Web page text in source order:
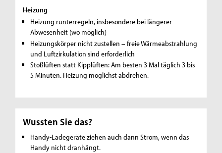
Heizung
Heizung runterregeln, insbesondere bei längerer
Abwesenheit (wo möglich)
Heizungskörper nicht zustellen – freie Wärmeabstrahlung
und Luftzirkulation sind erforderlich
Stoßlüften statt Kipplüften: Am besten 3 Mal täglich 3 bis
5 Minuten. Heizung möglichst abdrehen.
Wussten Sie das?
Handy-Ladegeräte ziehen auch dann Strom, wenn das
Handy nicht dranhängt.